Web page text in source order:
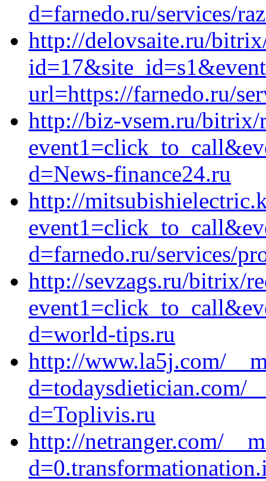
d=farnedo.ru/services/
http://delovsaite.ru/
url=https://farnedo.ru/
http://biz-vsem.ru/bitrix/
d=News-finance24.ru
http://
d=farnedo.ru/services/
http://sevzags.ru/bitrix/
d=world-tips.ru
http://www.la5j.com/
d=todaysdietician.com/
d=Toplivis.ru
http://netranger.com/